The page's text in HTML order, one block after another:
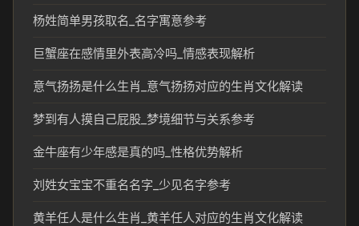
杨姓简单男孩取名_名字寓意参考
巨蟹座在感情里外表高冷吗_情感表现解析
意气扬扬是什么生肖_意气扬扬对应的生肖文化解读
梦到有人摸自己屁股_梦境细节与关系参考
金牛座有少年感是真的吗_性格优势解析
刘姓女宝宝不重名名字_少见名字参考
黄羊任人是什么生肖_黄羊任人对应的生肖文化解读